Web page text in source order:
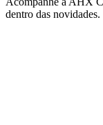
dentro das novidades.